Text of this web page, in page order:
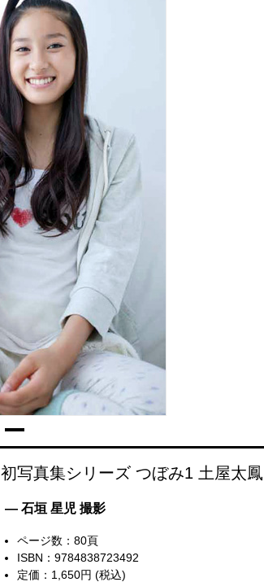
初写真集シリーズ つぼみ1 土屋太鳳
— 石垣 星児 撮影
ページ数：80頁
ISBN：9784838723492
定価：1,650円 (税込)